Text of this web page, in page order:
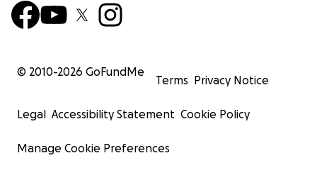
© 2010-2026 GoFundMe
Terms Privacy Notice
Legal Accessibility Statement Cookie Policy
Manage Cookie Preferences